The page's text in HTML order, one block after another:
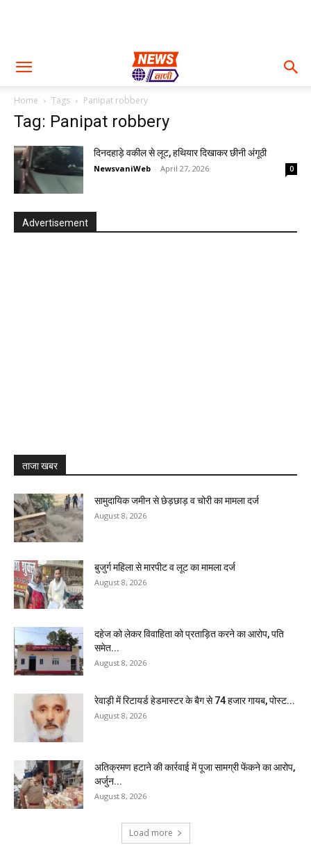
Home Tags Panipat robbery
Tag: Panipat robbery
दिनदहाड़े वकील से लूट, हथियार दिखाकर छीनी अंगूठी
NewsvaniWeb - April 27, 2026 0
Advertisement
ताजा खबर
सामुदायिक जमीन से छेड़छाड़ व चोरी का मामला दर्ज
August 8, 2026
बुजुर्ग महिला से मारपीट व लूट का मामला दर्ज
August 8, 2026
दहेज को लेकर विवाहिता को प्रताड़ित करने का आरोप, पति
समेत...
August 8, 2026
रेवाड़ी में रिटायर्ड हेडमास्टर के बैग से ₹74 हजार गायब, पोस्ट...
August 8, 2026
अतिक्रमण हटाने की कार्रवाई में पूजा सामग्री फेंकने का आरोप,
अर्जुन...
August 8, 2026
Load more